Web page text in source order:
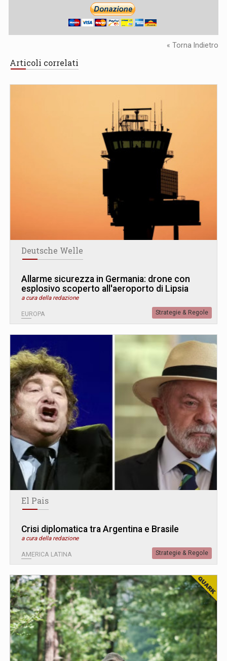
« Torna Indietro
Articoli correlati
Deutsche Welle
Allarme sicurezza in Germania: drone con
esplosivo scoperto all'aeroporto di Lipsia
a cura della redazione
EUROPA Strategie & Regole
El Pais
Crisi diplomatica tra Argentina e Brasile
a cura della redazione
AMERICA LATINA Strategie & Regole